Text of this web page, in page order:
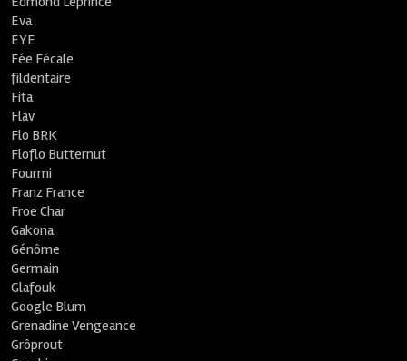
Eva
EYE
Fée Fécale
fildentaire
Fita
Flav
Flo BRK
Floflo Butternut
Fourmi
Franz France
Froe Char
Gakona
Génôme
Germain
Glafouk
Google Blum
Grenadine Vengeance
Grôprout